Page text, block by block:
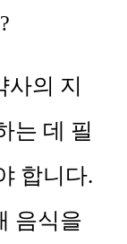
사의 지
는 데 필
합니다.
음식을